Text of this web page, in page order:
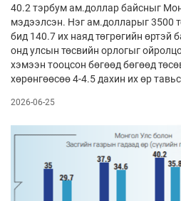
40.2 тэрбум ам.доллар байсныг
мэдээлсэн. Нэг ам.долларыг 3500
бид 140.7 их наяд төгрөгийн өртэй
онд улсын төсвийн орлогыг
хэмээн тооцсон бөгөөд бөгөөд
хөрөнгөөсөө 4-4.5 дахин их өр
2026-06-25